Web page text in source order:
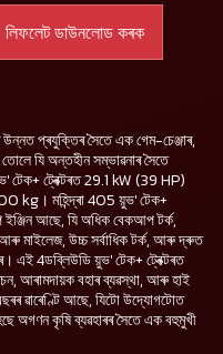
লিফলেট ডাউনলোড কৰক
উন্নত প্ৰযুক্তিৰ সৈতে এক গেম-চেঞ্জাৰ,
যি অন্তহীন সম্ভাৱনাৰ সৈতে
টেক+ ট্ৰেক্টৰত 29.1 kW (39 HP)
kg। মহিন্দ্ৰা 405 য়ুভ' টেক+
আছে, যি অধিক বেকআপ টৰ্ক,
মাইলেজ, উচ্চ সৰ্বাধিক টৰ্ক, আৰু দ্ৰুত
এই 4ডব্লিউডি য়ুভ' টেক+ ট্ৰেক্টৰত
আৰামদায়ক বহাৰ ব্যৱস্থা, আৰু হাই
ৱাৰেণ্টি আছে, যিটো উদ্যোগটোত
অগণন কৃষি ব্যৱহাৰৰ সৈতে এক বহুমুখী